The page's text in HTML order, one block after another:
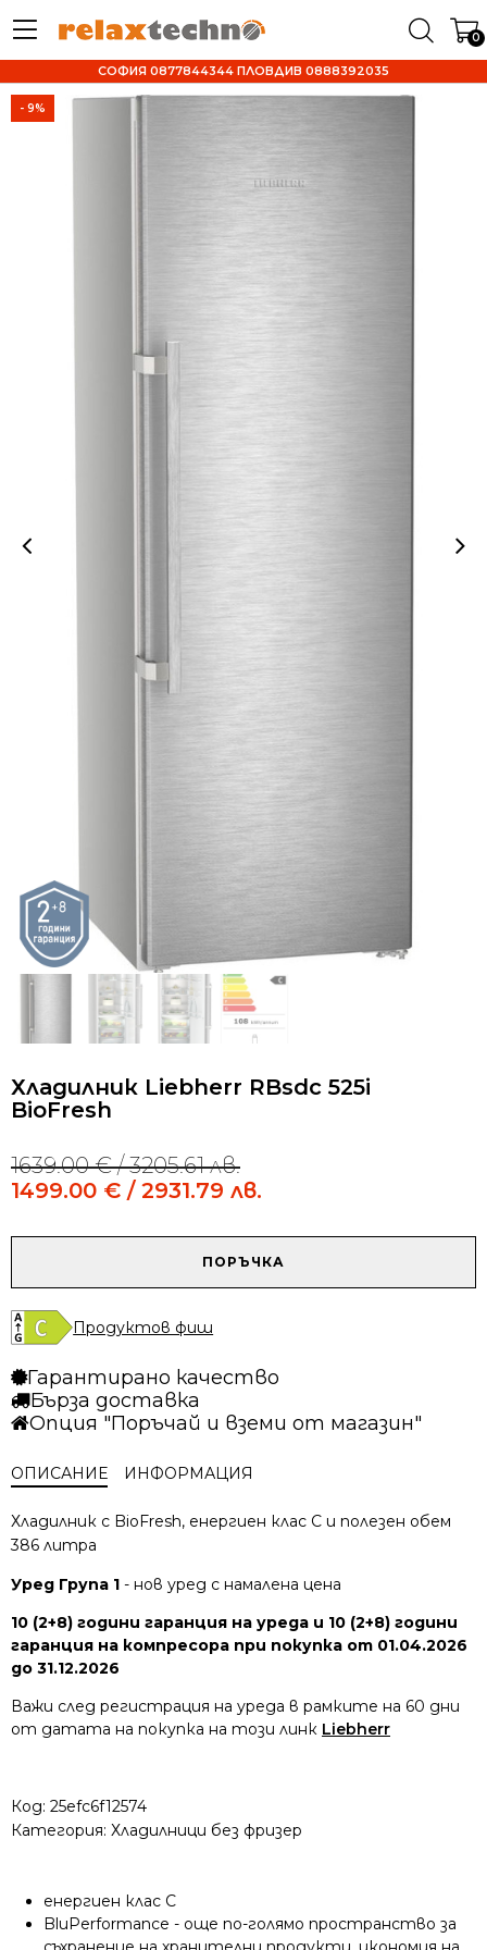
0
СОФИЯ 0877844344 ПЛОВДИВ 0888392035
- 9%
Хладилник Liebherr RBsdc 525i
BioFresh
1639.00€/ 3205.61 лв.
Original
price
1639.00 €
1499.00 € / 2931.79 лв.
Current
price
1499.00 €
Liebherr
RBsdc
525i
BioFresh
ПОРЪЧКА
Продуктов фиш
Гарантирано качество
Бърза доставка
Опция "Поръчай и вземи от магазин"
ОПИСАНИЕ ИНФОРМАЦИЯ
Хладилник с BioFresh, енергиен клас C и полезен обем
386 литра
Уред Група 1 - нов уред с намалена цена
10 (2+8) години гаранция на уреда и 10 (2+8) години
гаранция на компресора при покупка от 01.04.2026
до 31.12.2026
Важи след регистрация на уреда в рамките на 60 дни
от датата на покупка на този линк Liebherr
Код: 25efc6f12574
Категория: Хладилници без фризер
енергиен клас C
BluPerformance - oще по-голямо пространство за